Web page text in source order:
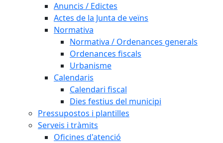
Anuncis / Edictes
Actes de la Junta de veïns
Normativa
Normativa / Ordenances generals
Ordenances fiscals
Urbanisme
Calendaris
Calendari fiscal
Dies festius del municipi
Pressupostos i plantilles
Serveis i tràmits
Oficines d'atenció